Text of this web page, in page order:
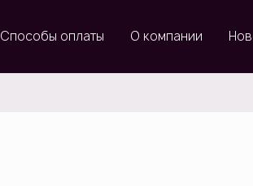
Способы оплаты О компании